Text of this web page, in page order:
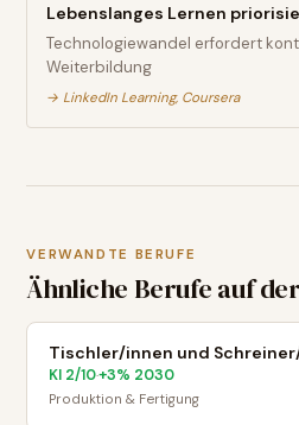
Lebenslanges Lernen
Technologiewandel erfordert
Weiterbildung
→ LinkedIn Learning, Coursera
VERWANDTE BERUFE
Ähnliche Berufe auf
Tischler/innen und
KI 2/10·+3% 2030
Produktion & Fertigung